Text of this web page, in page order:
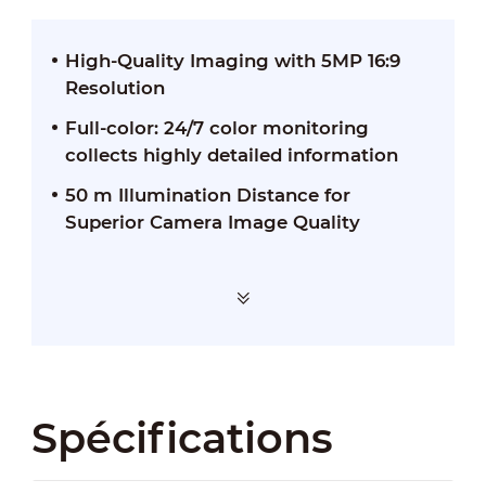
High-Quality Imaging with 5MP 16:9
Resolution
Full-color: 24/7 color monitoring
collects highly detailed information
50 m Illumination Distance for
Superior Camera Image Quality
Spécifications